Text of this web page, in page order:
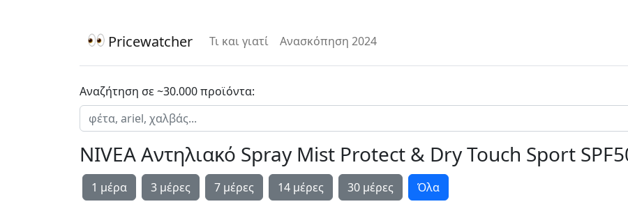
Pricewatcher Τι και γιατί Ανασκόπηση 2024
Αναζήτηση σε ~30.000 προϊόντα:
NIVEA Αντηλιακό Spray Mist Protect & Dry Touch Sport
1 μέρα 3 μέρες 7 μέρες 14 μέρες 30 μέρες Όλα